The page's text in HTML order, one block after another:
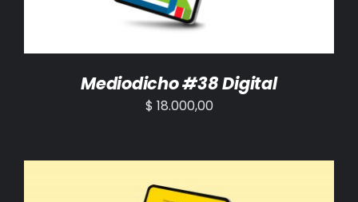
Mediodicho #38 Digital
$ 18.000,00